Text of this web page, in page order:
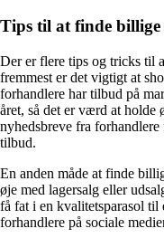
Tips til at finde
Der er flere tips og tricks til
fremmest er det vigtigt at
forhandlere har tilbud på
året, så det er værd at holde
nyhedsbreve fra
tilbud.
En anden måde at finde
øje med lagersalg eller
få fat i en kvalitetsparasol til
forhandlere på sociale